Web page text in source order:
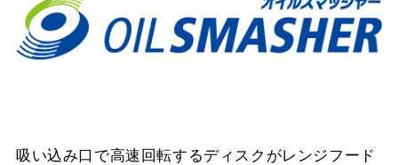
吸い込み口で高速回転するディスクがレンジフード